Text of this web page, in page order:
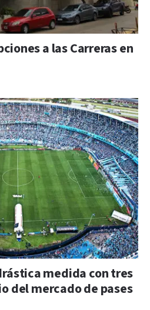
a las Carreras en
medida con tres
del mercado de pases